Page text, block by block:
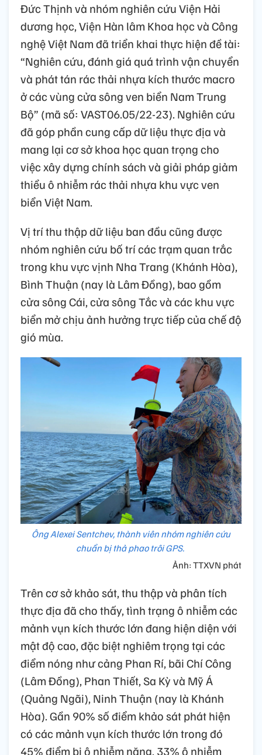
Đức Thịnh và nhóm nghiên cứu Viện Hải
dương học, Viện Hàn lâm Khoa học và Công
nghệ Việt Nam đã triển khai thực hiện đề tài:
“Nghiên cứu, đánh giá quá trình vận chuyển
và phát tán rác thải nhựa kích thước macro
ở các vùng cửa sông ven biển Nam Trung
Bộ” (mã số: VAST06.05/22-23). Nghiên cứu
đã góp phần cung cấp dữ liệu thực địa và
mang lại cơ sở khoa học quan trọng cho
việc xây dựng chính sách và giải pháp giảm
thiểu ô nhiễm rác thải nhựa khu vực ven
biển Việt Nam.
Vị trí thu thập dữ liệu ban đầu cũng được
nhóm nghiên cứu bố trí các trạm quan trắc
trong khu vực vịnh Nha Trang (Khánh Hòa),
Bình Thuận (nay là Lâm Đồng), bao gồm
cửa sông Cái, cửa sông Tắc và các khu vực
biển mở chịu ảnh hưởng trực tiếp của chế độ
gió mùa.
Ông Alexei Sentchev, thành viên nhóm nghiên cứu
chuẩn bị thả phao trôi GPS.
Ảnh: TTXVN phát
Trên cơ sở khảo sát, thu thập và phân tích
thực địa đã cho thấy, tình trạng ô nhiễm các
mảnh vụn kích thước lớn đang hiện diện với
mật độ cao, đặc biệt nghiêm trọng tại các
điểm nóng như cảng Phan Rí, bãi Chí Công
(Lâm Đồng), Phan Thiết, Sa Kỳ và Mỹ Á
(Quảng Ngãi), Ninh Thuận (nay là Khánh
Hòa). Gần 90% số điểm khảo sát phát hiện
có các mảnh vụn kích thước lớn trong đó
45% điểm bị ô nhiễm nặng, 33% ô nhiễm